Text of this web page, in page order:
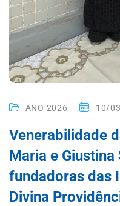
ANO 2026 10/
Venerabilidade
Maria e
fundadoras das
Divina